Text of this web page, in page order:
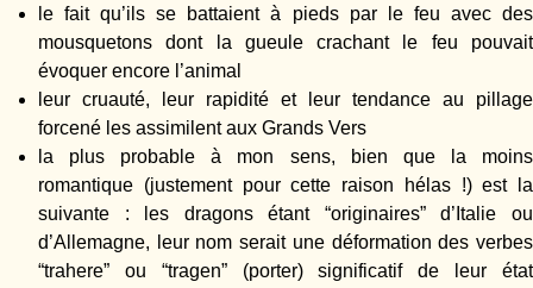
le fait qu’ils se battaient à pieds par le feu avec des
mousquetons dont la gueule crachant le feu pouvait
évoquer encore l’animal
leur cruauté, leur rapidité et leur tendance au pillage
forcené les assimilent aux Grands Vers
la plus probable à mon sens, bien que la moins
romantique (justement pour cette raison hélas !) est la
suivante : les dragons étant “originaires” d’Italie ou
d’Allemagne, leur nom serait une déformation des verbes
“trahere” ou “tragen” (porter) significatif de leur état